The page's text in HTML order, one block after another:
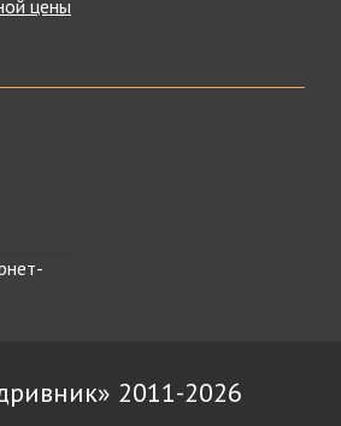
цены
2011-2026